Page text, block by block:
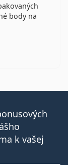
body na
k vašej